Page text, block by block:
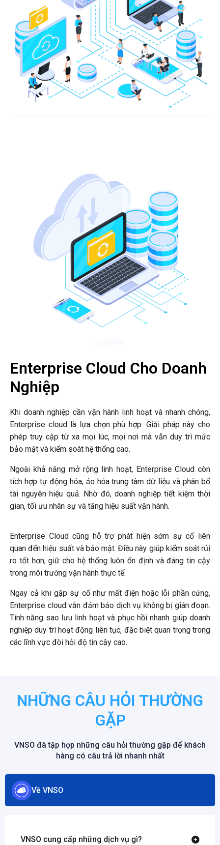
Enterprise Cloud Cho Doanh
Nghiệp
Khi doanh nghiệp cần vận hành linh hoạt và nhanh chóng,
Enterprise cloud là lựa chọn phù hợp. Giải pháp này cho
phép truy cập từ xa mọi lúc, mọi nơi mà vẫn duy trì mức
bảo mật và kiểm soát hệ thống cao.
Ngoài khả năng mở rộng linh hoạt, Enterprise Cloud còn
tích hợp tự động hóa, ảo hóa trung tâm dữ liệu và phân bổ
tài nguyên hiệu quả. Nhờ đó, doanh nghiệp tiết kiệm thời
gian, tối ưu nhân sự và tăng hiệu suất vận hành.
Enterprise Cloud cũng hỗ trợ phát hiện sớm sự cố liên
quan đến hiệu suất và bảo mật. Điều này giúp kiểm soát rủi
ro tốt hơn, giữ cho hệ thống luôn ổn định và đáng tin cậy
trong môi trường vận hành thực tế.
Ngay cả khi gặp sự cố như mất điện hoặc lỗi phần cứng,
Enterprise cloud vẫn đảm bảo dịch vụ không bị gián đoạn.
Tính năng sao lưu linh hoạt và phục hồi nhanh giúp doanh
nghiệp duy trì hoạt động liên tục, đặc biệt quan trọng trong
các lĩnh vực đòi hỏi độ tin cậy cao.
NHỮNG CÂU HỎI THƯỜNG
GẶP
VNSO đã tập hợp những câu hỏi thường gặp để khách
hàng có câu trả lời nhanh nhất
Về VNSO
VNSO cung cấp những dịch vụ gì?